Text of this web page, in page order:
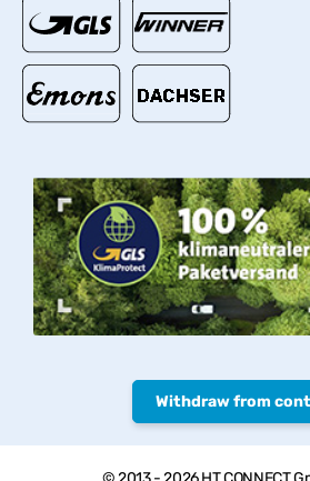
Withdraw from